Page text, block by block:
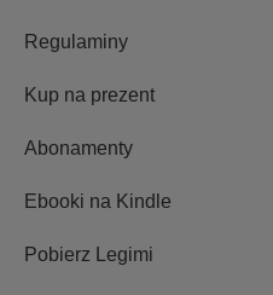
Regulaminy
Kup na prezent
Abonamenty
Ebooki na Kindle
Pobierz Legimi